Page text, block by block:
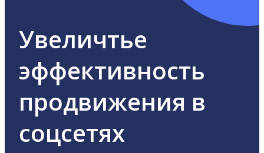
Увеличтье
эффективность
продвижения в
соцсетях